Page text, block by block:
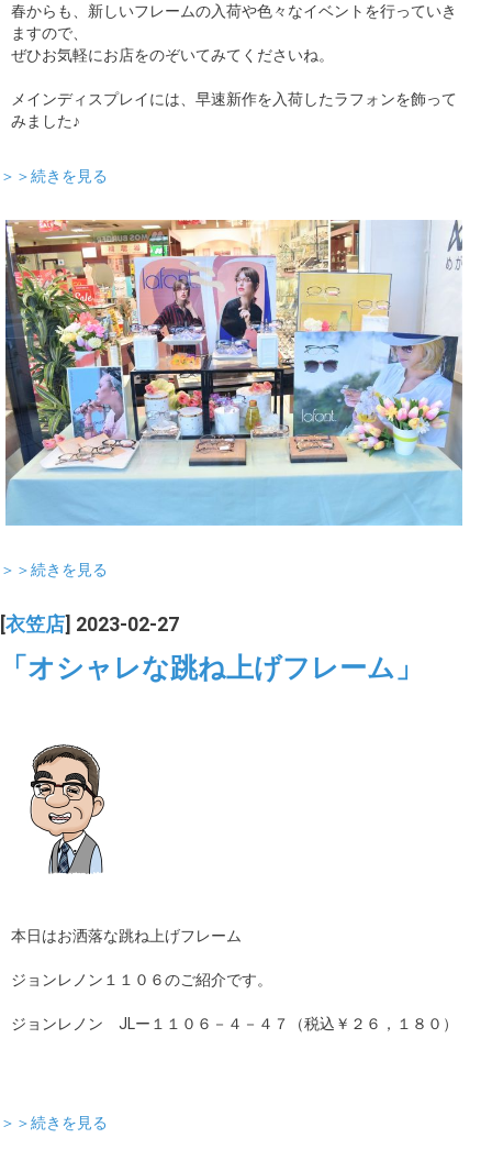
春からも、新しいフレームの入荷や色々なイベントを行っていき
ますので、
ぜひお気軽にお店をのぞいてみてくださいね。
メインディスプレイには、早速新作を入荷したラフォンを飾って
みました♪
＞＞続きを見る
＞＞続きを見る
衣笠店 ] 2023-02-27
「オシャレな跳ね上げフレーム」
本日はお洒落な跳ね上げフレーム
ジョンレノン１１０６のご紹介です。
ジョンレノン JLー１１０６－４－４７（税込￥２６，１８０）
＞＞続きを見る